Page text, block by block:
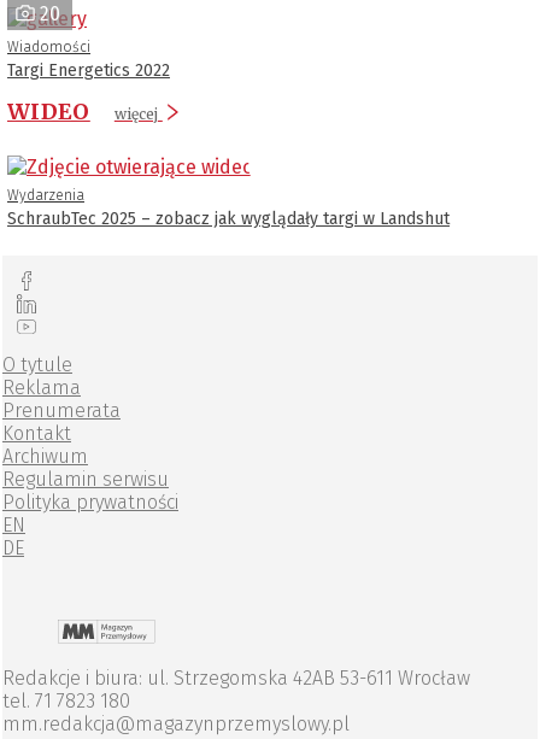
20
Wiadomości
Targi Energetics 2022
WIDEO więcej
Wydarzenia
SchraubTec 2025 – zobacz jak wyglądały targi w Landshut
O tytule
Reklama
Prenumerata
Kontakt
Archiwum
Regulamin serwisu
Polityka prywatności
EN
DE
Redakcje i biura: ul. Strzegomska 42AB 53-611 Wrocław
tel. 71 7823 180
mm.redakcja@magazynprzemyslowy.pl